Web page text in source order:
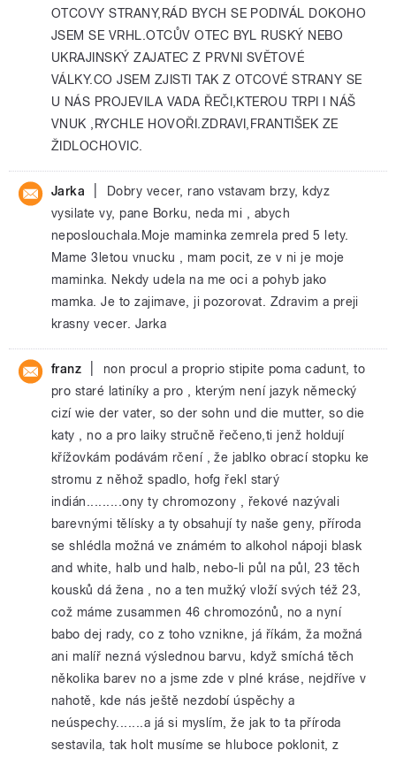
OTCOVY STRANY,RÁD BYCH SE PODIVÁL DOKOHO
JSEM SE VRHL.OTCŮV OTEC BYL RUSKÝ NEBO
UKRAJINSKÝ ZAJATEC Z PRVNI SVĚTOVÉ
VÁLKY.CO JSEM ZJISTI TAK Z OTCOVÉ STRANY SE
U NÁS PROJEVILA VADA ŘEČI,KTEROU TRPI I NÁŠ
VNUK ,RYCHLE HOVOŘI.ZDRAVI,FRANTIŠEK ZE
ŽIDLOCHOVIC.
Jarka
Dobry vecer, rano vstavam brzy, kdyz
vysilate vy, pane Borku, neda mi , abych
neposlouchala.Moje maminka zemrela pred 5 lety.
Mame 3letou vnucku , mam pocit, ze v ni je moje
maminka. Nekdy udela na me oci a pohyb jako
mamka. Je to zajimave, ji pozorovat. Zdravim a preji
krasny vecer. Jarka
franz
non procul a proprio stipite poma cadunt, to
pro staré latiníky a pro , kterým není jazyk německý
cizí wie der vater, so der sohn und die mutter, so die
katy , no a pro laiky stručně řečeno,ti jenž holdují
křížovkám podávám rčení , že jablko obrací stopku ke
stromu z něhož spadlo, hofg řekl starý
indián.........ony ty chromozony , řekové nazývali
barevnými tělísky a ty obsahují ty naše geny, příroda
se shlédla možná ve známém to alkohol nápoji blask
and white, halb und halb, nebo-li půl na půl, 23 těch
kousků dá žena , no a ten mužký vloží svých též 23,
což máme zusammen 46 chromozónů, no a nyní
babo dej rady, co z toho vznikne, já říkám, ža možná
ani malíř nezná výslednou barvu, když smíchá těch
několika barev no a jsme zde v plné kráse, nejdříve v
nahotě, kde nás ještě nezdobí úspěchy a
neúspechy.......a já si myslím, že jak to ta příroda
sestavila, tak holt musíme se hluboce poklonit, z